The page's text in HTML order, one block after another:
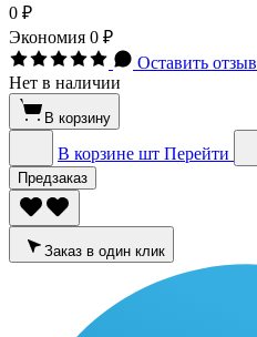
0 ₽
Экономия 0 ₽
Оставить отзыв
Нет в наличии
В корзину
В корзине шт Перейти
Предзаказ
Заказ в один клик